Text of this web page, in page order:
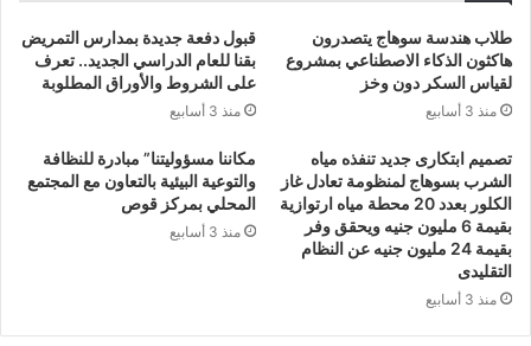
طلاب هندسة سوهاج يتصدرون
هاكثون الذكاء الاصطناعي بمشروع
لقياس السكر دون وخز
منذ 3 أسابيع
قبول دفعة جديدة بمدارس التمريض
بقنا للعام الدراسي الجديد.. تعرف
على الشروط والأوراق المطلوبة
منذ 3 أسابيع
تصميم ابتكارى جديد تنفذه مياه
الشرب بسوهاج لمنظومة تعادل غاز
الكلور بعدد 20 محطة مياه ارتوازية
بقيمة 6 مليون جنيه ويحقق وفر
بقيمة 24 مليون جنيه عن النظام
التقليدى
منذ 3 أسابيع
مكاننا مسؤوليتنا” مبادرة للنظافة
والتوعية البيئية بالتعاون مع المجتمع
المحلي بمركز قوص
منذ 3 أسابيع